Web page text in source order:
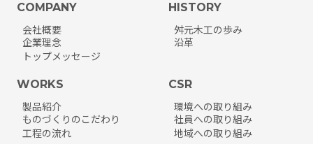
COMPANY
会社概要
企業理念
トップメッセージ
HISTORY
舛元木工の歩み
沿革
WORKS
製品紹介
ものづくりのこだわり
工程の流れ
CSR
環境への取り組み
社員への取り組み
地域への取り組み